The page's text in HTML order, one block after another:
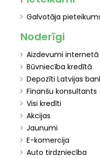
Galvotāja
Noderīgi
Aizdevumi internetā
Būvniecība kredītā
Depozīti Latvijas
Finanšu konsultants
Visi kredīti
Akcijas
Jaunumi
E-komercija
Auto tirdzniecība